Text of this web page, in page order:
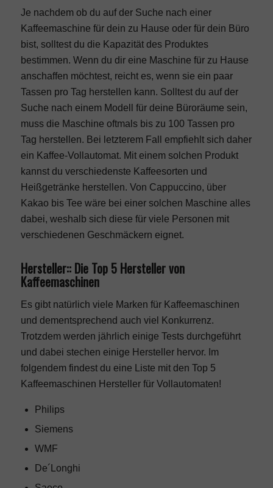
Je nachdem ob du auf der Suche nach einer
Kaffeemaschine für dein zu Hause oder für dein Büro
bist, solltest du die Kapazität des Produktes
bestimmen. Wenn du dir eine Maschine für zu Hause
anschaffen möchtest, reicht es, wenn sie ein paar
Tassen pro Tag herstellen kann. Solltest du auf der
Suche nach einem Modell für deine Büroräume sein,
muss die Maschine oftmals bis zu 100 Tassen pro
Tag herstellen. Bei letzterem Fall empfiehlt sich daher
ein Kaffee-Vollautomat. Mit einem solchen Produkt
kannst du verschiedenste Kaffeesorten und
Heißgetränke herstellen. Von Cappuccino, über
Kakao bis Tee wäre bei einer solchen Maschine alles
dabei, weshalb sich diese für viele Personen mit
verschiedenen Geschmäckern eignet.
Hersteller:: Die Top 5 Hersteller von
Kaffeemaschinen
Es gibt natürlich viele Marken für Kaffeemaschinen
und dementsprechend auch viel Konkurrenz.
Trotzdem werden jährlich einige Tests durchgeführt
und dabei stechen einige Hersteller hervor. Im
folgendem findest du eine Liste mit den Top 5
Kaffeemaschinen Hersteller für Vollautomaten!
Philips
Siemens
WMF
De´Longhi